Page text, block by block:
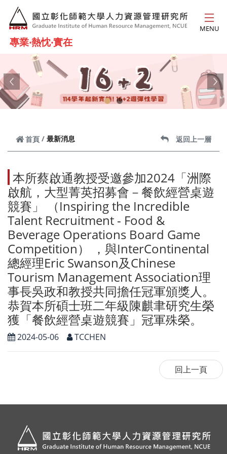
跳到主要內容
專業‧熱忱‧實在
MENU
Previous
首頁 最新消息 返回上一層
本所蔡啟通教授受邀參加2024「洲際
啟航，大型菁英招募會－餐飲經營桌遊
競賽」 （Inspiring the Incredible
Talent Recruitment - Food &
Beverage Operations Board Game
Competition） ，與InterContinental
總經理Eric Swanson及Chinese
Tourism Management Association理
事長吳政和教授共同擔任冠軍頒獎人。
恭賀本所碩士班二年級陳麒聿研究生榮
獲「餐飲經營桌遊競賽」冠軍殊榮。
2024-05-06 TCCHEN